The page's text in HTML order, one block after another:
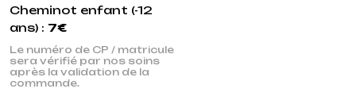
Cheminot enfant (-12
ans) : 7€
Le numéro de CP / matricule
sera vérifié par nos soins
après la validation de la
commande.